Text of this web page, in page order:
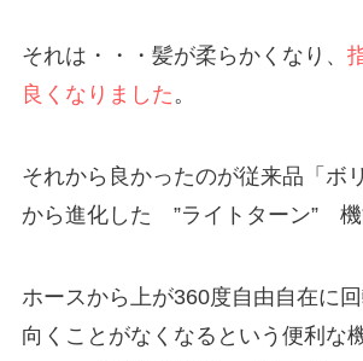
それは・・・髪が柔らかくなり、
良くなりました。
それから良かったのが従来品「ボ
から進化した ”ライトターン” 機
ホースから上が360度自由自在に
向くことがなくなるという便利な